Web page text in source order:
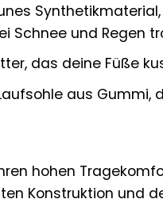
Schnee und Regen
das deine Füße
aus
hohen
Konstruktion und